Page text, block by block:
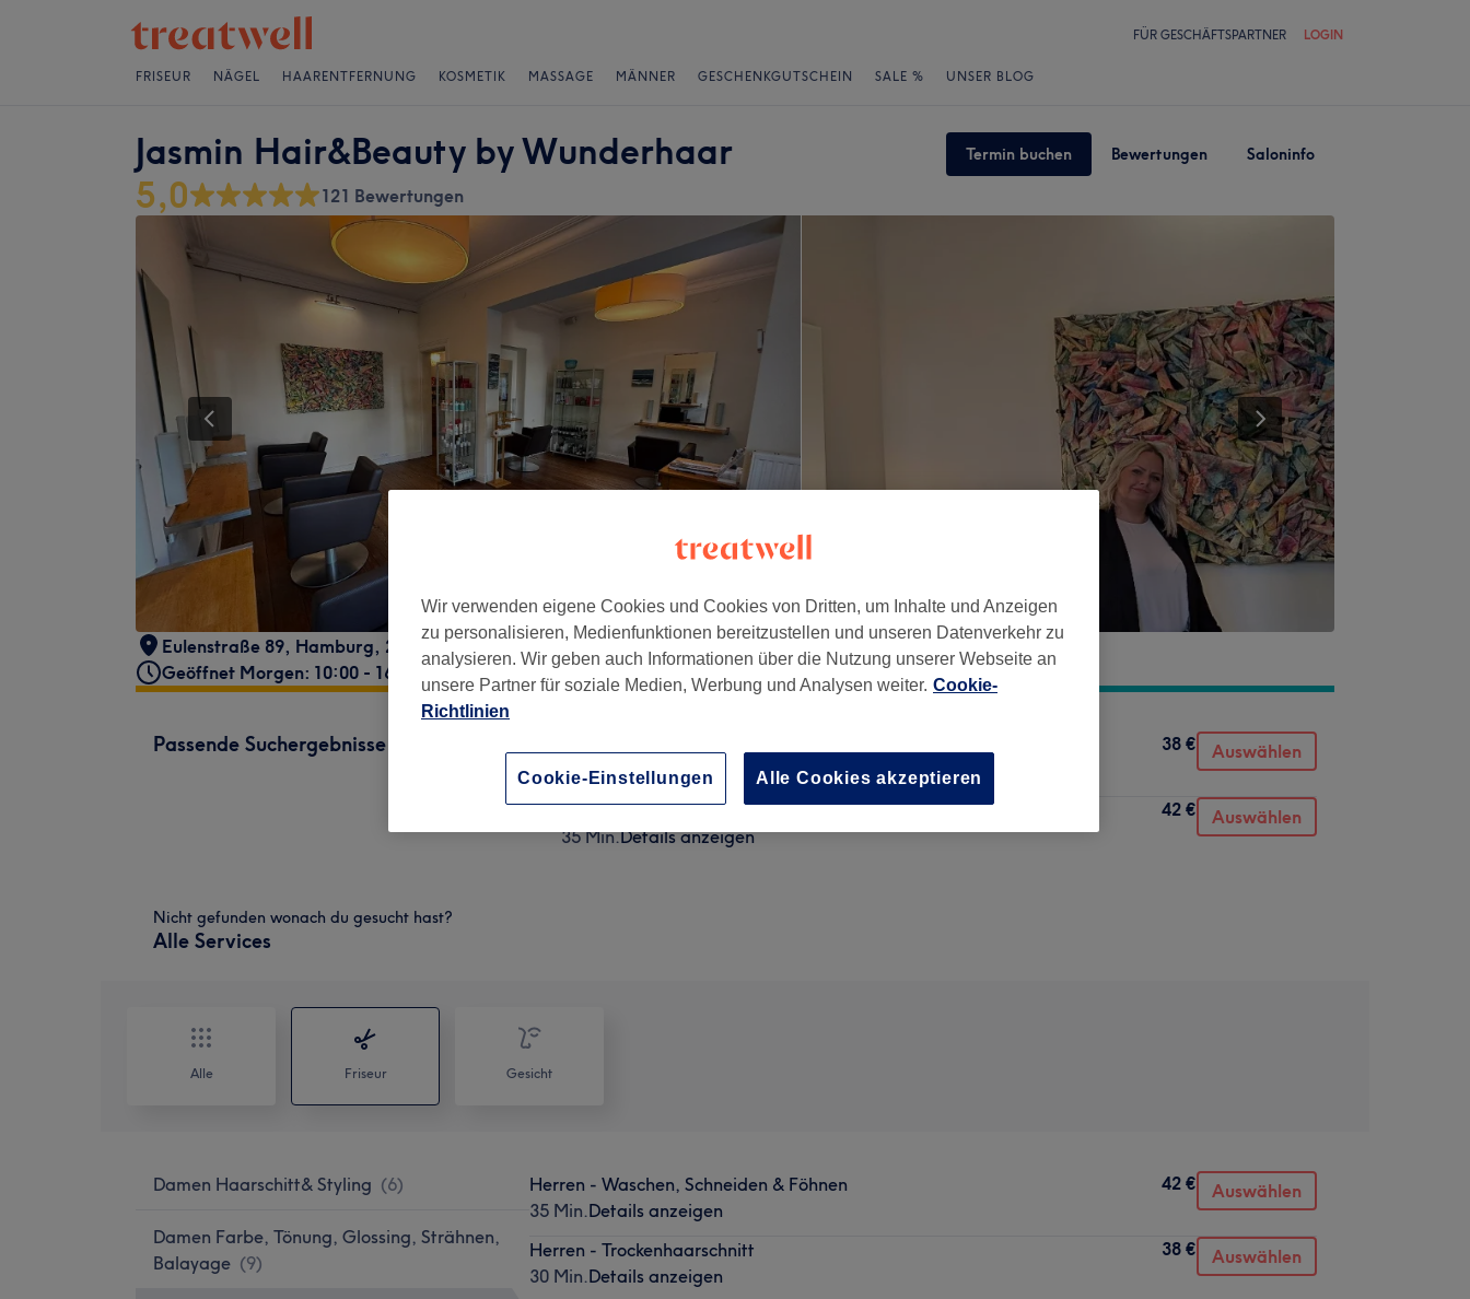
FÜR GESCHÄFTSPARTNER LOGIN
FRISEUR NÄGEL HAARENTFERNUNG KOSMETIK MASSAGE MÄNNER GESCHENKGUTSCHEIN SALE % UNSER BLOG
Jasmin Hair&Beauty by Wunderhaar Termin buchen Bewertungen Saloninfo
5,0 121 Bewertungen
Eulenstraße 89, Hamburg, 22763
Geöffnet Morgen: 10:00 - 16:00
Passende Suchergebnisse
30 Min.Details anzeigen
38 € Auswählen
Herren - Waschen, Schneiden & Föhnen
35 Min.Details anzeigen
42 € Auswählen
Nicht gefunden wonach du gesucht hast?
Alle Services
Alle Friseur Gesicht
Damen Haarschitt& Styling (6)
Damen Farbe, Tönung, Glossing, Strähnen,
Balayage (9)
Herren - Waschen, Schneiden & Föhnen
35 Min.Details anzeigen
42 € Auswählen
Herren - Trockenhaarschnitt
30 Min.Details anzeigen
38 € Auswählen
Wir verwenden eigene Cookies und Cookies von Dritten, um Inhalte und Anzeigen
zu personalisieren, Medienfunktionen bereitzustellen und unseren Datenverkehr zu
analysieren. Wir geben auch Informationen über die Nutzung unserer Webseite an
unsere Partner für soziale Medien, Werbung und Analysen weiter. Cookie-
Richtlinien
Cookie-Einstellungen Alle Cookies akzeptieren